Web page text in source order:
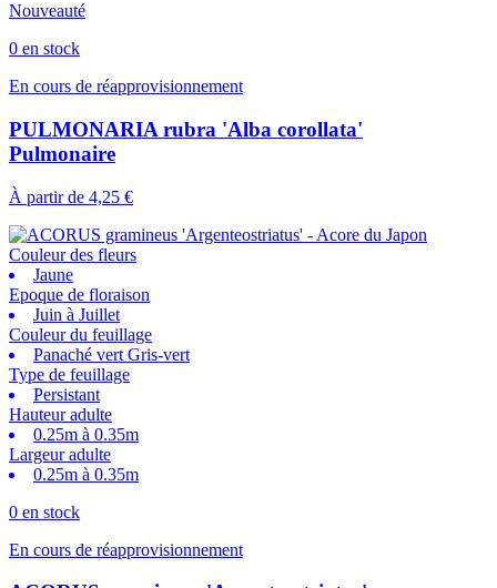
Nouveauté
0 en stock
En cours de réapprovisionnement
PULMONARIA rubra 'Alba corollata'
Pulmonaire
À partir de 4,25 €
Couleur des fleurs
Jaune
Epoque de floraison
Juin à Juillet
Couleur du feuillage
Panaché vert Gris-vert
Type de feuillage
Persistant
Hauteur adulte
0.25m à 0.35m
Largeur adulte
0.25m à 0.35m
0 en stock
En cours de réapprovisionnement